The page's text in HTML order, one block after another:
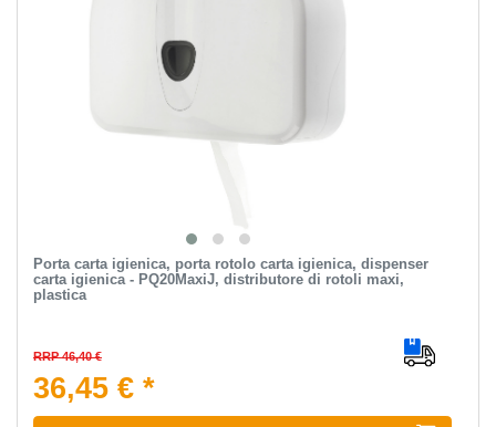
Porta carta igienica, porta rotolo carta igienica, dispenser
carta igienica - PQ20MaxiJ, distributore di rotoli maxi,
plastica
RRP 46,40 €
36,45 € *